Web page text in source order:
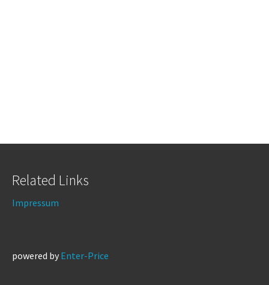
Related Links
Impressum
powered by Enter-Price